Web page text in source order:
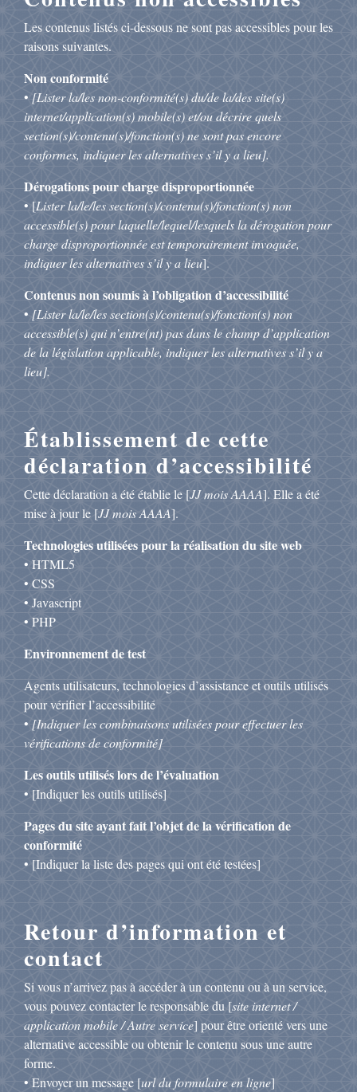
Les contenus listés ci-dessous ne sont pas accessibles pour les
raisons suivantes.
Non conformité
• [Lister la/les non-conformité(s) du/de la/des site(s)
internet/application(s) mobile(s) et/ou décrire quels
section(s)/contenu(s)/fonction(s) ne sont pas encore
conformes, indiquer les alternatives s’il y a lieu].
Dérogations pour charge disproportionnée
• [Lister la/le/les section(s)/contenu(s)/fonction(s) non
accessible(s) pour laquelle/lequel/lesquels la dérogation pour
charge disproportionnée est temporairement invoquée,
indiquer les alternatives s’il y a lieu].
Contenus non soumis à l’obligation d’accessibilité
• [Lister la/le/les section(s)/contenu(s)/fonction(s) non
accessible(s) qui n’entre(nt) pas dans le champ d’application
de la législation applicable, indiquer les alternatives s’il y a
lieu].
Établissement de cette
déclaration d’accessibilité
Cette déclaration a été établie le [JJ mois AAAA]. Elle a été
mise à jour le [JJ mois AAAA].
Technologies utilisées pour la réalisation du site web
• HTML5
• CSS
• Javascript
• PHP
Environnement de test
Agents utilisateurs, technologies d’assistance et outils utilisés
pour vérifier l’accessibilité
• [Indiquer les combinaisons utilisées pour effectuer les
vérifications de conformité]
Les outils utilisés lors de l’évaluation
• [Indiquer les outils utilisés]
Pages du site ayant fait l’objet de la vérification de
conformité
• [Indiquer la liste des pages qui ont été testées]
Retour d’information et
contact
Si vous n’arrivez pas à accéder à un contenu ou à un service,
vous pouvez contacter le responsable du [site internet /
application mobile / Autre service] pour être orienté vers une
alternative accessible ou obtenir le contenu sous une autre
forme.
• Envoyer un message [url du formulaire en ligne]